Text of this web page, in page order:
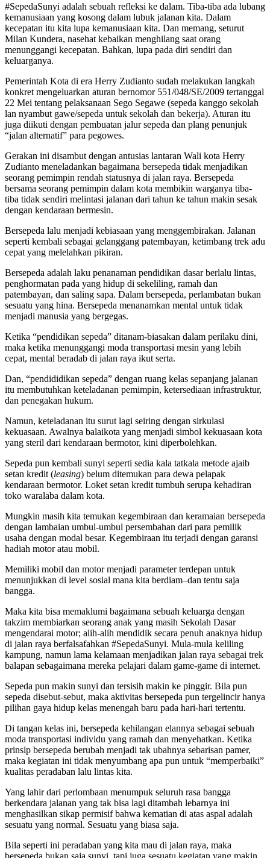
#SepedaSunyi adalah sebuah refleksi ke dalam. Tiba-tiba ada lubang
kemanusiaan yang kosong dalam lubuk jalanan kita. Dalam
kecepatan itu kita lupa kemanusiaan kita. Dan memang, seturut
Milan Kundera, nasehat kebaikan menghilang saat orang
menunggangi kecepatan. Bahkan, lupa pada diri sendiri dan
keluarganya.
Pemerintah Kota di era Herry Zudianto sudah melakukan langkah
konkret mengeluarkan aturan bernomor 551/048/SE/2009 tertanggal
22 Mei tentang pelaksanaan Sego Segawe (sepeda kanggo sekolah
lan nyambut gawe/sepeda untuk sekolah dan bekerja). Aturan itu
juga diikuti dengan pembuatan jalur sepeda dan plang penunjuk
“jalan alternatif” para pegowes.
Gerakan ini disambut dengan antusias lantaran Wali kota Herry
Zudianto meneladankan bagaimana bersepeda tidak menjadikan
seorang pemimpin rendah statusnya di jalan raya. Bersepeda
bersama seorang pemimpin dalam kota membikin warganya tiba-
tiba tidak sendiri melintasi jalanan dari tahun ke tahun makin sesak
dengan kendaraan bermesin.
Bersepeda lalu menjadi kebiasaan yang menggembirakan. Jalanan
seperti kembali sebagai gelanggang patembayan, ketimbang trek adu
cepat yang melelahkan pikiran.
Bersepeda adalah laku penanaman pendidikan dasar berlalu lintas,
penghormatan pada yang hidup di sekeliling, ramah dan
patembayan, dan saling sapa. Dalam bersepeda, perlambatan bukan
sesuatu yang hina. Bersepeda menanamkan mental untuk tidak
menjadi manusia yang bergegas.
Ketika “pendidikan sepeda” ditanam-biasakan dalam perilaku dini,
maka ketika menunggangi moda transportasi mesin yang lebih
cepat, mental beradab di jalan raya ikut serta.
Dan, “pendididikan sepeda” dengan ruang kelas sepanjang jalanan
itu membutuhkan keteladanan pemimpin, ketersediaan infrastruktur,
dan penegakan hukum.
Namun, keteladanan itu surut lagi seiring dengan sirkulasi
kekuasaan. Awalnya balaikota yang menjadi simbol kekuasaan kota
yang steril dari kendaraan bermotor, kini diperbolehkan.
Sepeda pun kembali sunyi seperti sedia kala tatkala metode ajaib
setan kredit (leasing) belum ditemukan para dewa pelapak
kendaraan bermotor. Loket setan kredit tumbuh serupa kehadiran
toko waralaba dalam kota.
Mungkin masih kita temukan kegembiraan dan keramaian bersepeda
dengan lambaian umbul-umbul persembahan dari para pemilik
usaha dengan modal besar. Kegembiraan itu terjadi dengan garansi
hadiah motor atau mobil.
Memiliki mobil dan motor menjadi parameter terdepan untuk
menunjukkan di level sosial mana kita berdiam–dan tentu saja
bangga.
Maka kita bisa memaklumi bagaimana sebuah keluarga dengan
takzim membiarkan seorang anak yang masih Sekolah Dasar
mengendarai motor; alih-alih mendidik secara penuh anaknya hidup
di jalan raya berfalsafahkan #SepedaSunyi. Mula-mula keliling
kampung, namun lama kelamaan menjadikan jalan raya sebagai trek
balapan sebagaimana mereka pelajari dalam game-game di internet.
Sepeda pun makin sunyi dan tersisih makin ke pinggir. Bila pun
sepeda disebut-sebut, maka aktivitas bersepeda pun tergelincir hanya
pilihan gaya hidup kelas menengah baru pada hari-hari tertentu.
Di tangan kelas ini, bersepeda kehilangan elannya sebagai sebuah
moda transportasi individu yang ramah dan menyehatkan. Ketika
prinsip bersepeda berubah menjadi tak ubahnya sebarisan pamer,
maka kegiatan ini tidak menyumbang apa pun untuk “memperbaiki”
kualitas peradaban lalu lintas kita.
Yang lahir dari perlombaan menumpuk seluruh rasa bangga
berkendara jalanan yang tak bisa lagi ditambah lebarnya ini
menghasilkan sikap permisif bahwa kematian di atas aspal adalah
sesuatu yang normal. Sesuatu yang biasa saja.
Bila seperti ini peradaban yang kita mau di jalan raya, maka
bersepeda bukan saja sunyi, tapi juga sesuatu kegiatan yang makin